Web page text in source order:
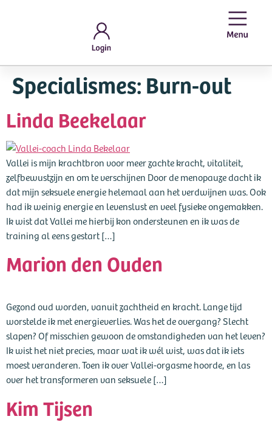
Specialismes:Burn-out
Linda Beekelaar
Vallei is mijn krachtbron voor meer zachte kracht, vitaliteit,
zelfbewustzijn en om te verschijnen Door de menopauze dacht ik
dat mijn seksuele energie helemaal aan het verdwijnen was. Ook
had ik weinig energie en levenslust en veel fysieke ongemakken.
Ik wist dat Vallei me hierbij kon ondersteunen en ik was de
training al eens gestart […]
Marion den Ouden
Gezond oud worden, vanuit zachtheid en kracht. Lange tijd
worstelde ik met energieverlies. Was het de overgang? Slecht
slapen? Of misschien gewoon de omstandigheden van het leven?
Ik wist het niet precies, maar wat ik wél wist, was dat ik iets
moest veranderen. Toen ik over Vallei-orgasme hoorde, en las
over het transformeren van seksuele […]
Kim Tijsen